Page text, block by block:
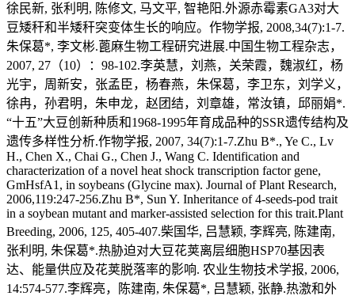
徐民新, 张利明, 陈修文, 马文平, 智艳阳.外源赤霉素GA3对大
豆矮秆和半矮秆突变体生长的响应。作物学报, 2008,34(7):1-7.
朱保葛*, 李文彬.蓖麻生物工程研究进展.中国生物工程杂志，
2007, 27（10）：98-102.李英慧，刘燕，关荣霞，魏淑红，杨
光宇，周新安，张孟臣，杨春燕，朱保葛，李卫东，刘学义，
徐冉，孙君明，朱申龙，赵团结，刘章雄，常汝镇，邱丽娟*.
“十五”大豆创新种质和1968-1995年育成品种的SSR遗传结构及
遗传多样性分析.作物学报, 2007, 34(7):1-7.Zhu B*., Ye C., Lv
H., Chen X., Chai G., Chen J., Wang C. Identification and
characterization of a novel heat shock transcription factor gene,
GmHsfA1, in soybeans (Glycine max). Journal of Plant Research,
2006,119:247-256.Zhu B*, Sun Y. Inheritance of 4-seeds-pod trait
in a soybean mutant and marker-assisted selection for this trait.Plant
Breeding, 2006, 125, 405-407.柴国华, 吕慧颖, 李辉亮, 陈建南,
张利明, 朱保葛*.热胁迫对大豆花荚离层细胞HSP70基因表
达、能量供应及花荚脱落率的影响. 农业生物技术学报, 2006,
14:574-577.李辉亮，陈建南, 朱保葛*, 吕慧颖, 张静.热激和外